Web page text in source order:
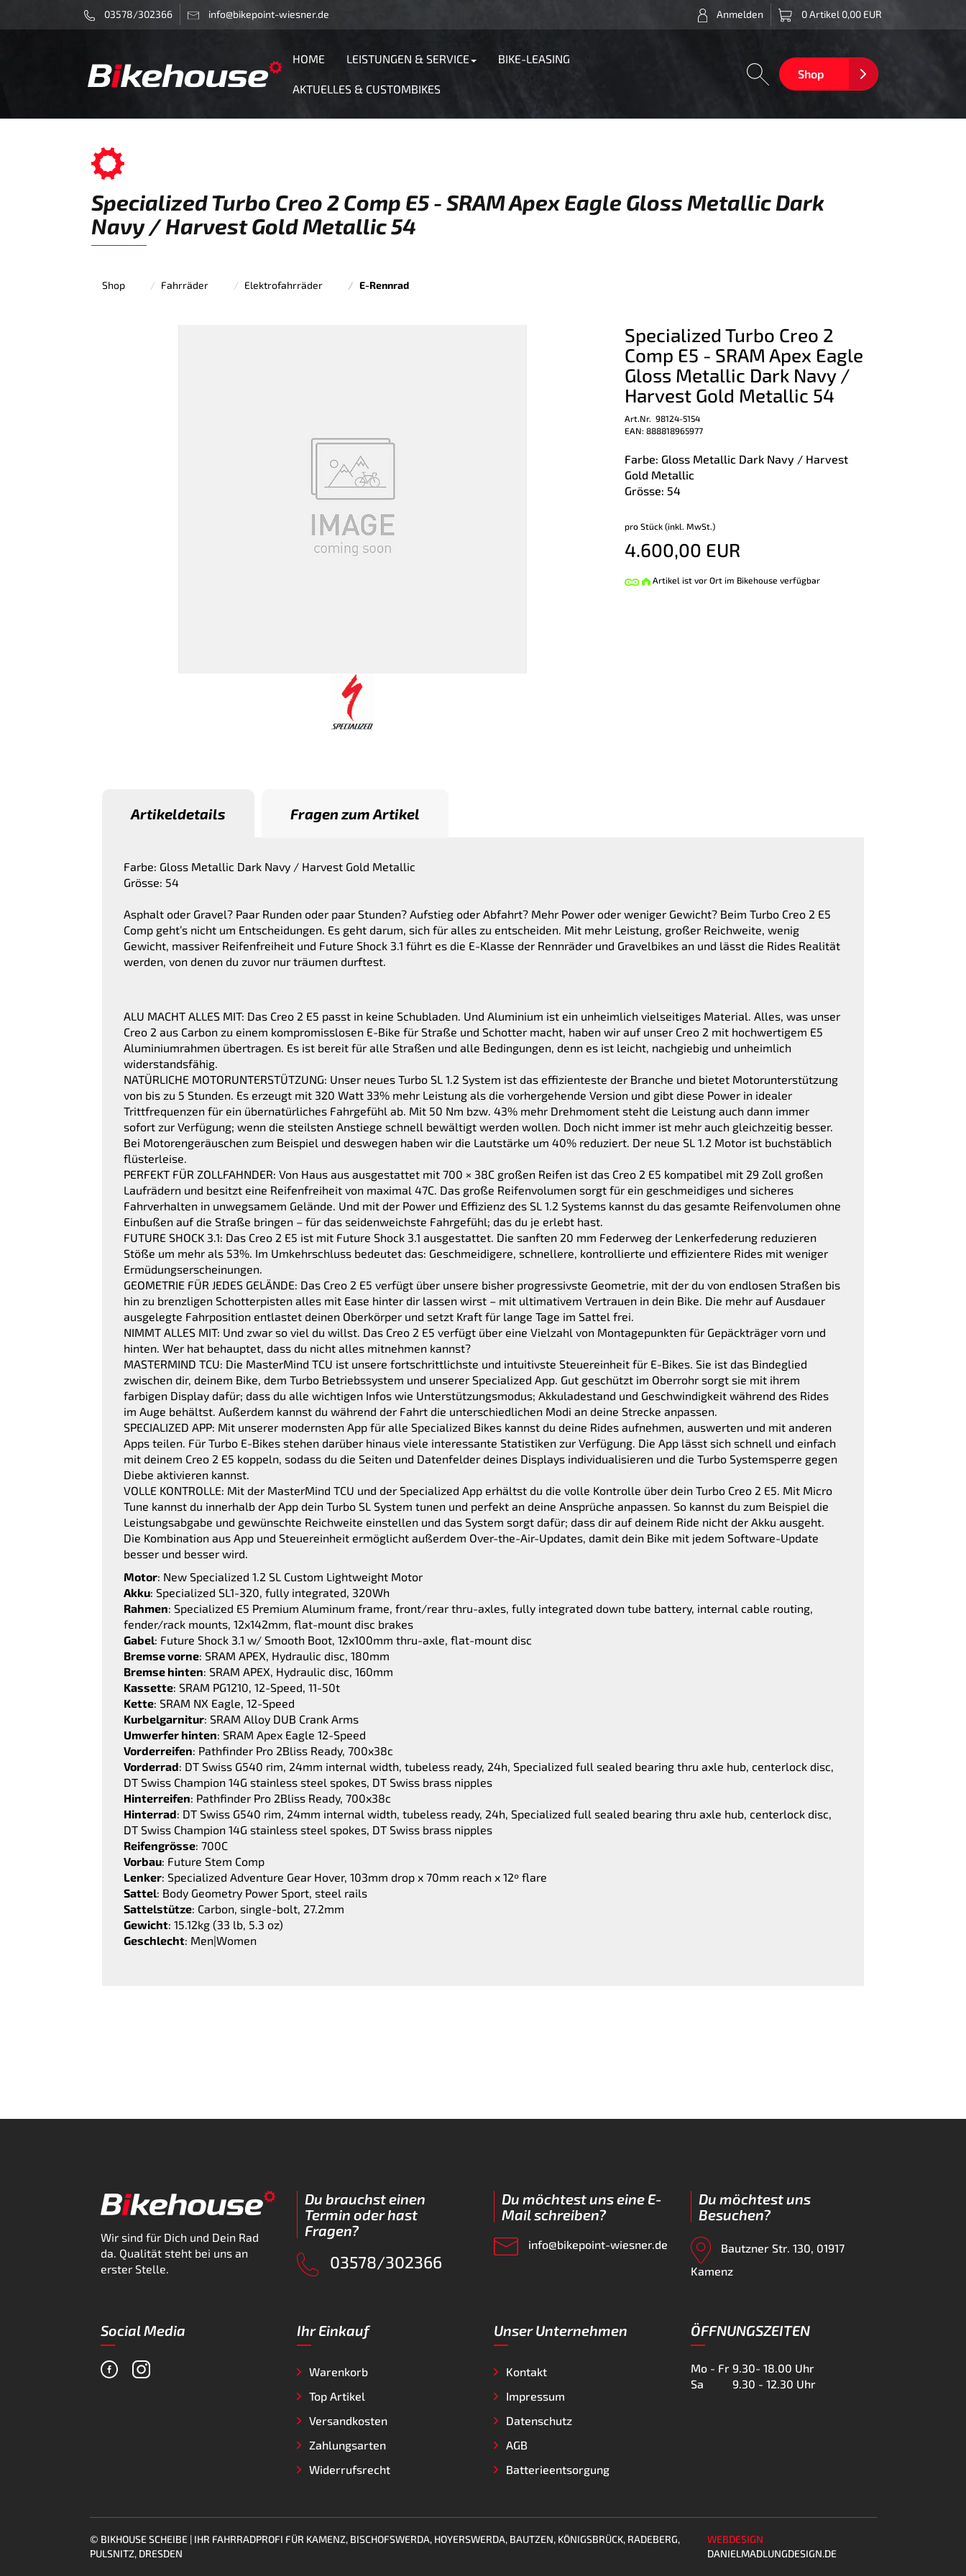
03578/302366 info@bikepoint-wiesner.de 0 Artikel 0,00 EUR
Anmelden
Shop
HOME LEISTUNGEN & SERVICE BIKE-LEASING
AKTUELLES & CUSTOMBIKES
Specialized Turbo Creo 2 Comp E5 - SRAM Apex Eagle Gloss Metallic Dark
Navy / Harvest Gold Metallic 54
Shop Fahrräder Elektrofahrräder E-Rennrad
Specialized Turbo Creo 2
Comp E5 - SRAM Apex Eagle
Gloss Metallic Dark Navy /
Harvest Gold Metallic 54
Art.Nr. 98124-5154
EAN: 888818965977
Farbe: Gloss Metallic Dark Navy / Harvest
Gold Metallic
Grösse: 54
pro Stück (inkl. MwSt.)
4.600,00 EUR
Artikel ist vor Ort im Bikehouse verfügbar
Artikeldetails Fragen zum Artikel
Farbe: Gloss Metallic Dark Navy / Harvest Gold Metallic
Grösse: 54
Asphalt oder Gravel? Paar Runden oder paar Stunden? Aufstieg oder Abfahrt? Mehr Power oder weniger Gewicht? Beim Turbo Creo 2 E5
Comp geht’s nicht um Entscheidungen. Es geht darum, sich für alles zu entscheiden. Mit mehr Leistung, großer Reichweite, wenig
Gewicht, massiver Reifenfreiheit und Future Shock 3.1 führt es die E-Klasse der Rennräder und Gravelbikes an und lässt die Rides Realität
werden, von denen du zuvor nur träumen durftest.
ALU MACHT ALLES MIT: Das Creo 2 E5 passt in keine Schubladen. Und Aluminium ist ein unheimlich vielseitiges Material. Alles, was unser
Creo 2 aus Carbon zu einem kompromisslosen E-Bike für Straße und Schotter macht, haben wir auf unser Creo 2 mit hochwertigem E5
Aluminiumrahmen übertragen. Es ist bereit für alle Straßen und alle Bedingungen, denn es ist leicht, nachgiebig und unheimlich
widerstandsfähig.
NATÜRLICHE MOTORUNTERSTÜTZUNG: Unser neues Turbo SL 1.2 System ist das effizienteste der Branche und bietet Motorunterstützung
von bis zu 5 Stunden. Es erzeugt mit 320 Watt 33% mehr Leistung als die vorhergehende Version und gibt diese Power in idealer
Trittfrequenzen für ein übernatürliches Fahrgefühl ab. Mit 50 Nm bzw. 43% mehr Drehmoment steht die Leistung auch dann immer
sofort zur Verfügung; wenn die steilsten Anstiege schnell bewältigt werden wollen. Doch nicht immer ist mehr auch gleichzeitig besser.
Bei Motorengeräuschen zum Beispiel und deswegen haben wir die Lautstärke um 40% reduziert. Der neue SL 1.2 Motor ist buchstäblich
flüsterleise.
PERFEKT FÜR ZOLLFAHNDER: Von Haus aus ausgestattet mit 700 × 38C großen Reifen ist das Creo 2 E5 kompatibel mit 29 Zoll großen
Laufrädern und besitzt eine Reifenfreiheit von maximal 47C. Das große Reifenvolumen sorgt für ein geschmeidiges und sicheres
Fahrverhalten in unwegsamem Gelände. Und mit der Power und Effizienz des SL 1.2 Systems kannst du das gesamte Reifenvolumen ohne
Einbußen auf die Straße bringen – für das seidenweichste Fahrgefühl; das du je erlebt hast.
FUTURE SHOCK 3.1: Das Creo 2 E5 ist mit Future Shock 3.1 ausgestattet. Die sanften 20 mm Federweg der Lenkerfederung reduzieren
Stöße um mehr als 53%. Im Umkehrschluss bedeutet das: Geschmeidigere, schnellere, kontrollierte und effizientere Rides mit weniger
Ermüdungserscheinungen.
GEOMETRIE FÜR JEDES GELÄNDE: Das Creo 2 E5 verfügt über unsere bisher progressivste Geometrie, mit der du von endlosen Straßen bis
hin zu brenzligen Schotterpisten alles mit Ease hinter dir lassen wirst – mit ultimativem Vertrauen in dein Bike. Die mehr auf Ausdauer
ausgelegte Fahrposition entlastet deinen Oberkörper und setzt Kraft für lange Tage im Sattel frei.
NIMMT ALLES MIT: Und zwar so viel du willst. Das Creo 2 E5 verfügt über eine Vielzahl von Montagepunkten für Gepäckträger vorn und
hinten. Wer hat behauptet, dass du nicht alles mitnehmen kannst?
MASTERMIND TCU: Die MasterMind TCU ist unsere fortschrittlichste und intuitivste Steuereinheit für E-Bikes. Sie ist das Bindeglied
zwischen dir, deinem Bike, dem Turbo Betriebssystem und unserer Specialized App. Gut geschützt im Oberrohr sorgt sie mit ihrem
farbigen Display dafür; dass du alle wichtigen Infos wie Unterstützungsmodus; Akkuladestand und Geschwindigkeit während des Rides
im Auge behältst. Außerdem kannst du während der Fahrt die unterschiedlichen Modi an deine Strecke anpassen.
SPECIALIZED APP: Mit unserer modernsten App für alle Specialized Bikes kannst du deine Rides aufnehmen, auswerten und mit anderen
Apps teilen. Für Turbo E-Bikes stehen darüber hinaus viele interessante Statistiken zur Verfügung. Die App lässt sich schnell und einfach
mit deinem Creo 2 E5 koppeln, sodass du die Seiten und Datenfelder deines Displays individualisieren und die Turbo Systemsperre gegen
Diebe aktivieren kannst.
VOLLE KONTROLLE: Mit der MasterMind TCU und der Specialized App erhältst du die volle Kontrolle über dein Turbo Creo 2 E5. Mit Micro
Tune kannst du innerhalb der App dein Turbo SL System tunen und perfekt an deine Ansprüche anpassen. So kannst du zum Beispiel die
Leistungsabgabe und gewünschte Reichweite einstellen und das System sorgt dafür; dass dir auf deinem Ride nicht der Akku ausgeht.
Die Kombination aus App und Steuereinheit ermöglicht außerdem Over-the-Air-Updates, damit dein Bike mit jedem Software-Update
besser und besser wird.
Motor: New Specialized 1.2 SL Custom Lightweight Motor
Akku: Specialized SL1-320, fully integrated, 320Wh
Rahmen: Specialized E5 Premium Aluminum frame, front/rear thru-axles, fully integrated down tube battery, internal cable routing,
fender/rack mounts, 12x142mm, flat-mount disc brakes
Gabel: Future Shock 3.1 w/ Smooth Boot, 12x100mm thru-axle, flat-mount disc
Bremse vorne: SRAM APEX, Hydraulic disc, 180mm
Bremse hinten: SRAM APEX, Hydraulic disc, 160mm
Kassette: SRAM PG1210, 12-Speed, 11-50t
Kette: SRAM NX Eagle, 12-Speed
Kurbelgarnitur: SRAM Alloy DUB Crank Arms
Umwerfer hinten: SRAM Apex Eagle 12-Speed
Vorderreifen: Pathfinder Pro 2Bliss Ready, 700x38c
Vorderrad: DT Swiss G540 rim, 24mm internal width, tubeless ready, 24h, Specialized full sealed bearing thru axle hub, centerlock disc,
DT Swiss Champion 14G stainless steel spokes, DT Swiss brass nipples
Hinterreifen: Pathfinder Pro 2Bliss Ready, 700x38c
Hinterrad: DT Swiss G540 rim, 24mm internal width, tubeless ready, 24h, Specialized full sealed bearing thru axle hub, centerlock disc,
DT Swiss Champion 14G stainless steel spokes, DT Swiss brass nipples
Reifengrösse: 700C
Vorbau: Future Stem Comp
Lenker: Specialized Adventure Gear Hover, 103mm drop x 70mm reach x 12º flare
Sattel: Body Geometry Power Sport, steel rails
Sattelstütze: Carbon, single-bolt, 27.2mm
Gewicht: 15.12kg (33 lb, 5.3 oz)
Geschlecht: Men|Women
Wir sind für Dich und Dein Rad
da. Qualität steht bei uns an
erster Stelle.
Du brauchst einen
Termin oder hast
Fragen?
03578/302366
Du möchtest uns eine E-
Mail schreiben?
info@bikepoint-wiesner.de
Du möchtest uns
Besuchen?
Bautzner Str. 130, 01917
Kamenz
Social Media Ihr Einkauf
Warenkorb
Top Artikel
Versandkosten
Zahlungsarten
Widerrufsrecht
Unser Unternehmen
Kontakt
Impressum
Datenschutz
AGB
Batterieentsorgung
ÖFFNUNGSZEITEN
Mo - Fr 9.30- 18.00 Uhr
Sa
9.30 - 12.30 Uhr
© BIKHOUSE SCHEIBE | IHR FAHRRADPROFI FÜR KAMENZ, BISCHOFSWERDA, HOYERSWERDA, BAUTZEN, KÖNIGSBRÜCK, RADEBERG,
PULSNITZ, DRESDEN
WEBDESIGN
DANIELMADLUNGDESIGN.DE